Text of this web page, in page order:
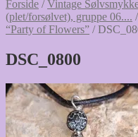
Forside /Vintage
(plet/forsølvet), gruppe 06.... /
“Party of Flowers” /
DSC_0800